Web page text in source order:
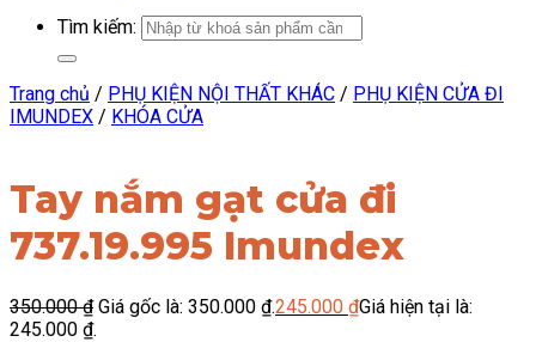
Tìm kiếm:
Trang chủ / PHỤ KIỆN NỘI THẤT KHÁC / PHỤ KIỆN CỬA ĐI
IMUNDEX / KHÓA CỬA
Tay nắm gạt cửa đi
737.19.995 Imundex
350.000₫ Giá gốc là: 350.000 ₫.245.000 ₫Giá hiện tại là:
245.000 ₫.